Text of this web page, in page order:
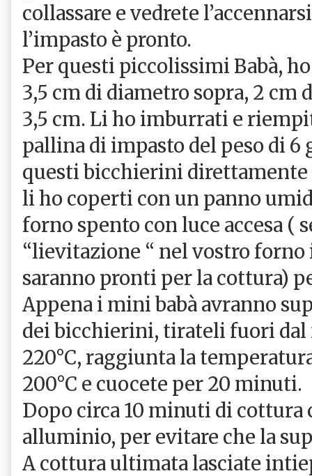
collassare e vedrete
l’impasto è pronto.
Per questi piccolissimi Babà,
3,5 cm di diametro sopra, 2
3,5 cm. Li ho imburrati e
pallina di impasto del peso di
questi bicchierini direttamente
li ho coperti con un panno
forno spento con luce accesa (
“lievitazione “ nel vostro forno
saranno pronti per la cottura)
Appena i mini babà avranno
dei bicchierini, tirateli fuori dal
220°C, raggiunta la
200°C e cuocete per 20 minuti.
Dopo circa 10 minuti di
alluminio, per evitare che la
A cottura ultimata lasciate